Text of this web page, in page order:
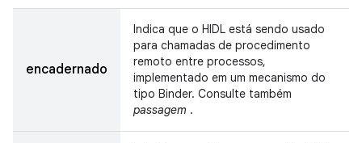
encadernado
Indica que o HIDL está sendo usado
para chamadas de procedimento
remoto entre processos,
implementado em um mecanismo do
tipo Binder. Consulte também
passagem .